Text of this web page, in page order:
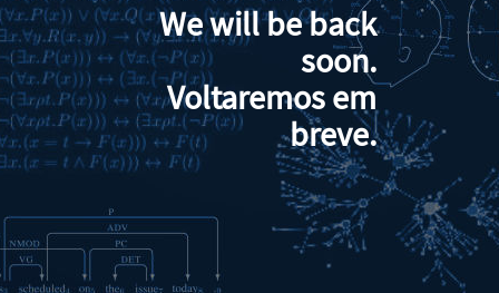
We will be back
soon.
Voltaremos em
breve.